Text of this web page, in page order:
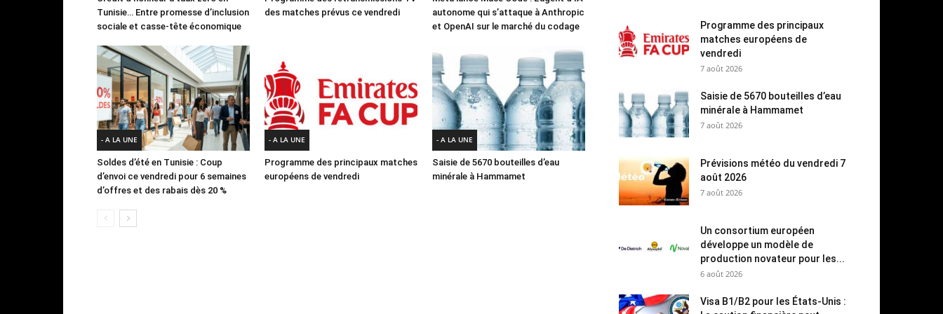
Tunisie… Entre promesse d’inclusion
sociale et casse-tête économique
des matches prévus ce vendredi
autonome qui s’attaque à Anthropic
et OpenAI sur le marché du codage
- A LA UNE
Soldes d’été en Tunisie : Coup
d’envoi ce vendredi pour 6 semaines
d’offres et des rabais dès 20 %
- A LA UNE
Programme des principaux matches
européens de vendredi
- A LA UNE
Saisie de 5670 bouteilles d’eau
minérale à Hammamet
Programme des principaux
matches européens de
vendredi
7 août 2026
Saisie de 5670 bouteilles d’eau
minérale à Hammamet
7 août 2026
Prévisions météo du vendredi 7
août 2026
7 août 2026
Un consortium européen
développe un modèle de
production novateur pour les...
6 août 2026
Visa B1/B2 pour les États-Unis :